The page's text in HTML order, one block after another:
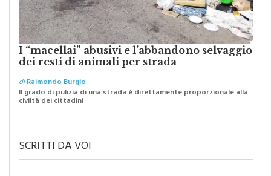
I “macellai” abusivi e l’abbandono selvaggio
dei resti di animali per strada
diRaimondo Burgio
Il grado di pulizia di una strada è direttamente proporzionale alla
civiltà dei cittadini
SCRITTI DA VOI